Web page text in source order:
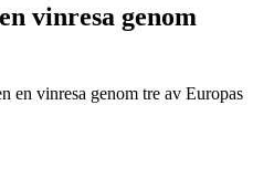
vinresa genom
en vinresa genom tre av Europas